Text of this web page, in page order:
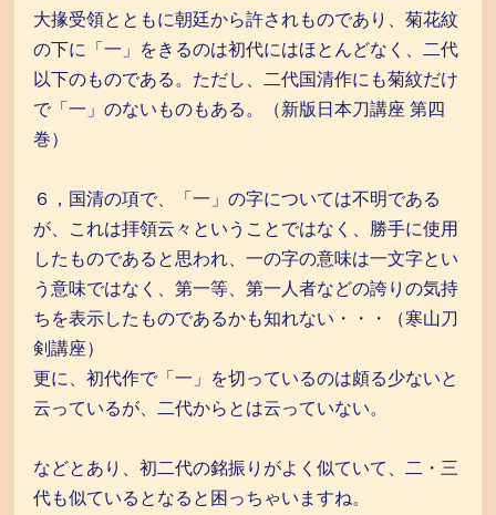
大掾受領とともに朝廷から許されものであり、菊花紋
の下に「一」をきるのは初代にはほとんどなく、二代
以下のものである。ただし、二代国清作にも菊紋だけ
で「一」のないものもある。（新版日本刀講座 第四
巻）
６，国清の項で、「一」の字については不明である
が、これは拝領云々ということではなく、勝手に使用
したものであると思われ、一の字の意味は一文字とい
う意味ではなく、第一等、第一人者などの誇りの気持
ちを表示したものであるかも知れない・・・（寒山刀
剣講座）
更に、初代作で「一」を切っているのは頗る少ないと
云っているが、二代からとは云っていない。
などとあり、初二代の銘振りがよく似ていて、二・三
代も似ているとなると困っちゃいますね。